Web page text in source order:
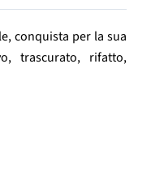
conquista per la sua
trascurato, rifatto,